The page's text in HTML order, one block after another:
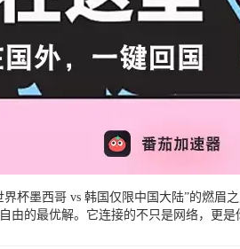
杯墨西哥 vs 韩国仅限中国大陆”的燃
由的最优解。它连接的不只是网络，更